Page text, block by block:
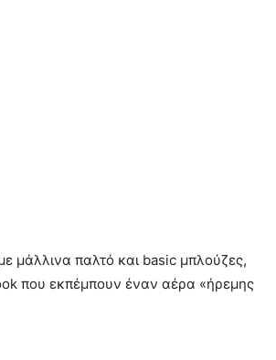
μάλλινα παλτό και basic μπλούζες,
που εκπέμπουν έναν αέρα «ήρεμης